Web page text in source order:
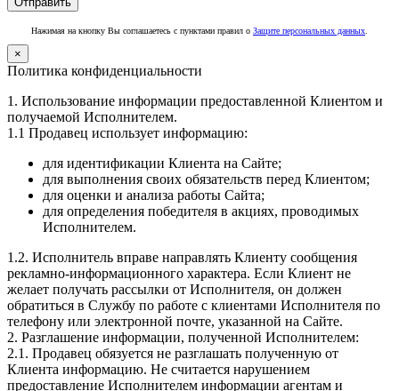
Нажимая на кнопку Вы соглашаетесь с пунктами правил о Защите персональных данных
×
Политика конфиденциальности
1. Использование информации предоставленной Клиентом и
получаемой Исполнителем.
1.1 Продавец использует информацию:
для идентификации Клиента на Сайте;
для выполнения своих обязательств перед Клиентом;
для оценки и анализа работы Сайта;
для определения победителя в акциях, проводимых
Исполнителем.
1.2. Исполнитель вправе направлять Клиенту сообщения
рекламно-информационного характера. Если Клиент не
желает получать рассылки от Исполнителя, он должен
обратиться в Службу по работе с клиентами Исполнителя по
телефону или электронной почте, указанной на Сайте.
2. Разглашение информации, полученной Исполнителем:
2.1. Продавец обязуется не разглашать полученную от
Клиента информацию. Не считается нарушением
предоставление Исполнителем информации агентам и